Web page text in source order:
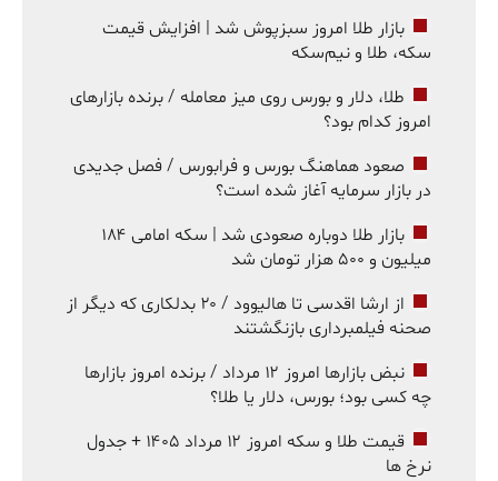
بازار طلا امروز سبزپوش شد | افزایش قیمت
سکه، طلا و نیم‌سکه
طلا، دلار و بورس روی میز معامله / برنده بازارهای
امروز کدام بود؟
صعود هماهنگ بورس و فرابورس / فصل جدیدی
در بازار سرمایه آغاز شده است؟
بازار طلا دوباره صعودی شد | سکه امامی ۱۸۴
میلیون و ۵۰۰ هزار تومان شد
از ارشا اقدسی تا هالیوود / ۲۰ بدلکاری که دیگر از
صحنه فیلمبرداری بازنگشتند
نبض بازارها امروز ۱۲ مرداد / برنده امروز بازارها
چه کسی بود؛ بورس، دلار یا طلا؟
قیمت طلا و سکه امروز ۱۲ مرداد ۱۴۰۵ + جدول
نرخ ها